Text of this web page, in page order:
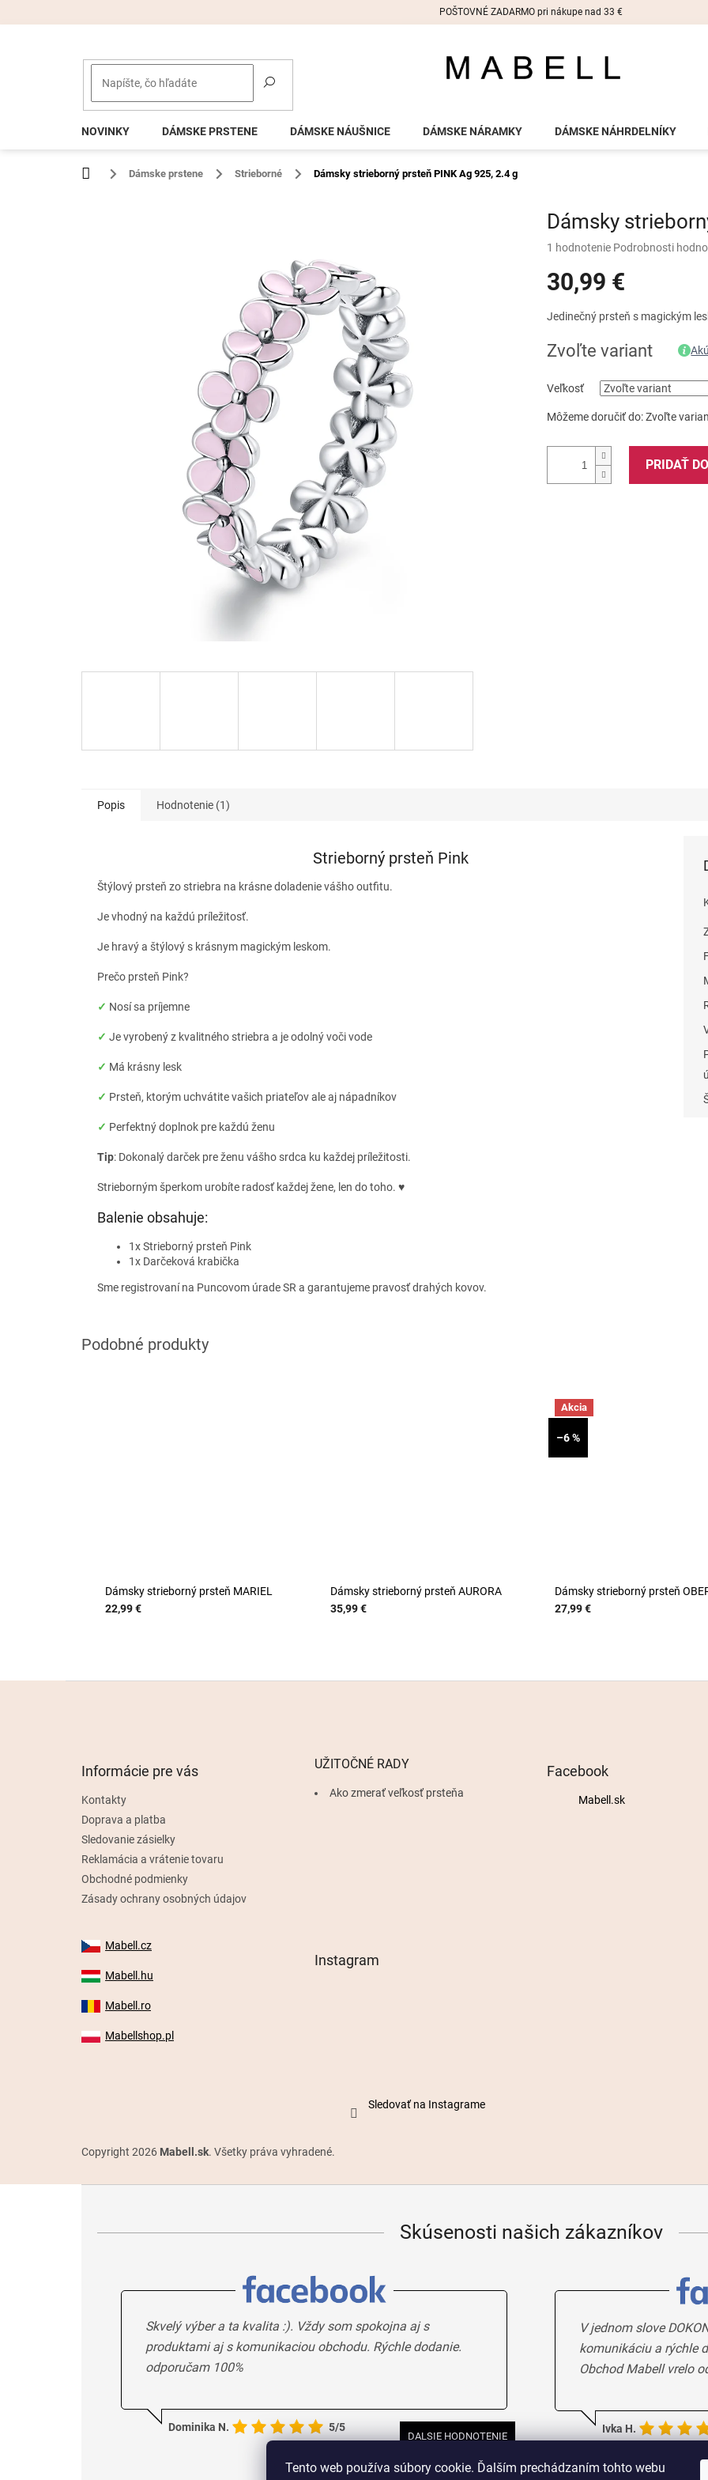
Tento web používa súbory cookie. Ďalším prechádzaním tohto webu
POŠTOVNÉ ZADARMO pri nákupe nad 33 €
NOVINKY DÁMSKE PRSTENE DÁMSKE NÁUŠNICE DÁMSKE NÁRAMKY DÁMSKE NÁHRDELNÍKY
Domov Dámske prstene Strieborné Dámsky strieborný prsteň PINKAg 925, 2.4 g
Dámsky
Priemerné
produktu
je
z
hviezdičiek.
1 hodnotenie Podrobnosti
30,99 €
cena:
Jedinečný prsteň s magickým
Zvoľte variant
Veľkosť
Môžeme doručiť do:Zvoľte
PRIDAŤ
Popis Hodnotenie (1)
Strieborný prsteň Pink
Štýlový prsteň zo striebra na krásne doladenie vášho outfitu.
Je vhodný na každú príležitosť.
Je hravý a štýlový s krásnym magickým leskom.
Prečo prsteň Pink?
✓ Nosí sa príjemne
✓ Je vyrobený z kvalitného striebra a je odolný voči vode
✓ Má krásny lesk
✓ Prsteň, ktorým uchvátite vašich priateľov ale aj nápadníkov
✓ Perfektný doplnok pre každú ženu
Tip: Dokonalý darček pre ženu vášho srdca ku každej príležitosti.
Strieborným šperkom urobíte radosť každej žene, len do toho. ♥
Balenie obsahuje:
1x Strieborný prsteň Pink
1x Darčeková krabička
Sme registrovaní na Puncovom úrade SR a garantujeme pravosť drahých kovov.
Dámsky strieborný prsteň MARIEL
22,99 €
Dámsky strieborný prsteň AURORA
35,99 €
Akcia
–6 %
Dámsky strieborný prsteň
27,99 €
Informácie pre vás
Kontakty
Doprava a platba
Sledovanie zásielky
Reklamácia a vrátenie tovaru
Obchodné podmienky
Zásady ochrany osobných údajov
UŽITOČNÉ RADY
Ako zmerať veľkosť prsteňa
Facebook
Mabell.sk
Mabell.cz
Mabell.hu
Mabell.ro
Mabellshop.pl
Instagram
Sledovať na Instagrame
Copyright 2026 Mabell.sk. Všetky práva vyhradené.
Skúsenosti našich zákazníkov
Skvelý výber a ta kvalita :). Vždy som spokojna aj s
produktami aj s komunikaciou obchodu. Rýchle dodanie.
odporučam 100%
Dominika N. 5/5
DALSIE HODNOTENIE
V jednom slove
komunikáciu a rýchle
Obchod Mabell vrelo
Ivka H.